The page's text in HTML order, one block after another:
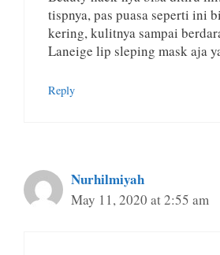
tispnya, pas puasa seperti ini
kering, kulitnya sampai
Laneige lip sleping mask aja
Reply
Nurhilmiyah
May 11, 2020 at 2:55 am